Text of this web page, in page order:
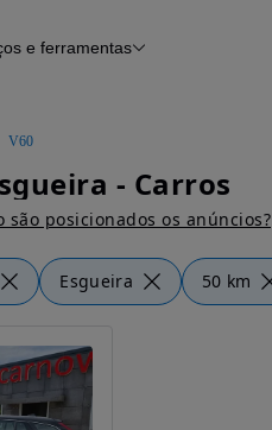
do veículo
e ferramentas
V60
- Carros
são posicionados os anúncios?
Esgueira 50 km